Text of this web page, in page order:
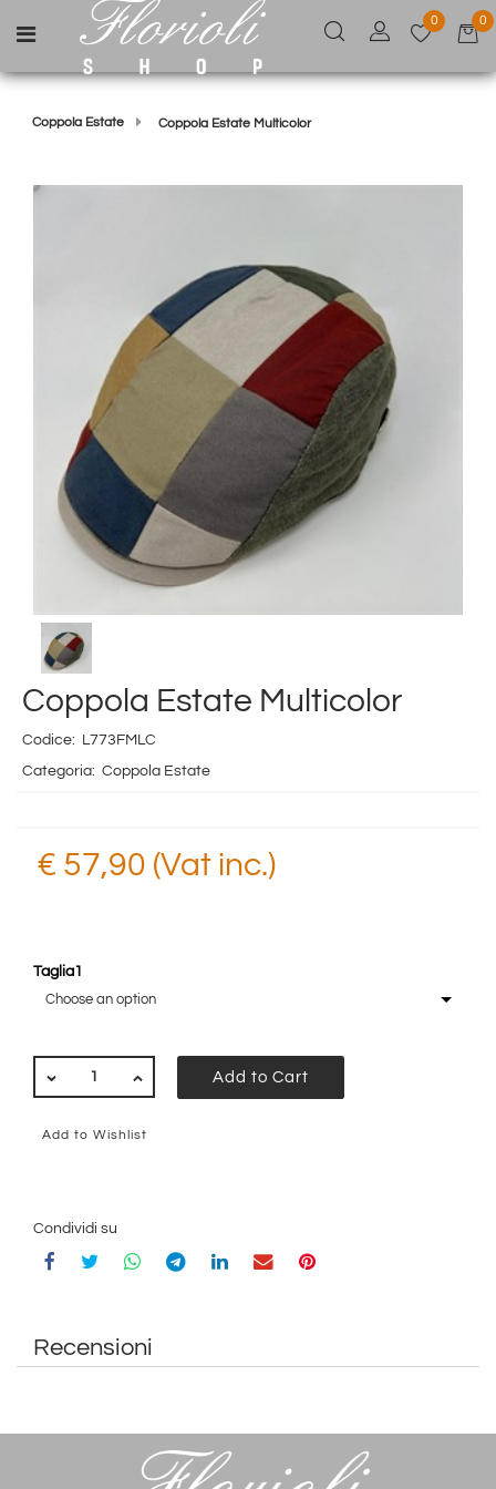
Open menu
0 0
Coppola Estate Coppola Estate Multicolor
Coppola Estate Multicolor
Codice:
L773FMLC
Categoria: Coppola Estate
€ 57,90 (Vat inc.)
Taglia1
Choose an option
Add to Cart
Add to Wishlist
Condividi su
Recensioni